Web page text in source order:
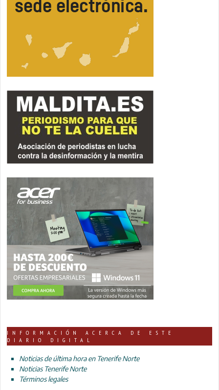
INFORMACIÓN ACERCA DE ESTE
DIARIO DIGITAL
Noticias de última hora en Tenerife Norte
Noticias Tenerife Norte
Términos legales